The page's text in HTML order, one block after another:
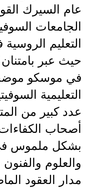
عام السيرك
الجامعات
التعليم
حيث عبر
في موسكو
التعليمية
عدد كبير من
أصحاب الكفاءات
بشكل ملموس في
والعلوم
مدار العقود